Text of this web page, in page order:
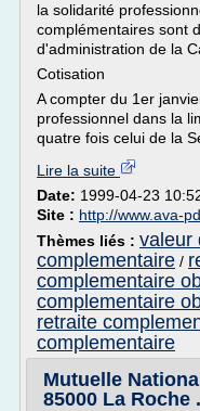
la solidarité
complémentaires sont
d'administration de la
Cotisation
A compter du 1er
professionnel dans la
quatre fois celui de la
Lire la suite
Date: 1999-04-23
Site : http://www.ava-
Thèmes liés : valeur
complementaire /
complementaire
complementaire
retraite
complementaire
Mutuelle
85000 La Roche